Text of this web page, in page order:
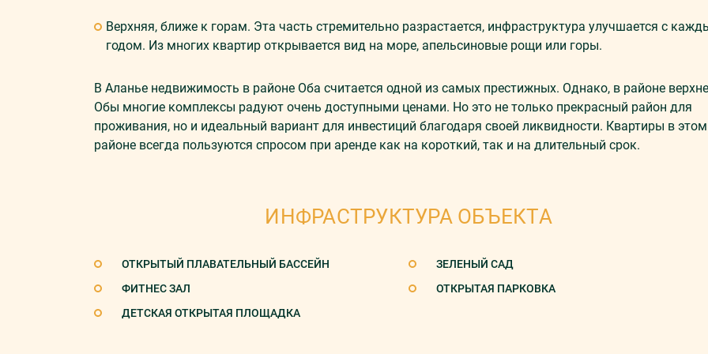
Верхняя, ближе к горам. Эта часть стремительно разрастается, инфраструктура улучшается с
годом. Из многих квартир открывается вид на море, апельсиновые рощи или горы.
В Аланье недвижимость в районе Оба считается одной из самых престижных. Однако, в районе
Обы многие комплексы радуют очень доступными ценами. Но это не только прекрасный район для
проживания, но и идеальный вариант для инвестиций благодаря своей ликвидности. Квартиры в этом
районе всегда пользуются спросом при аренде как на короткий, так и на длительный срок.
ИНФРАСТРУКТУРА ОБЪЕКТА
ОТКРЫТЫЙ ПЛАВАТЕЛЬНЫЙ БАССЕЙН
ФИТНЕС ЗАЛ
ДЕТСКАЯ ОТКРЫТАЯ ПЛОЩАДКА
ЗЕЛЕНЫЙ САД
ОТКРЫТАЯ ПАРКОВКА